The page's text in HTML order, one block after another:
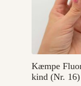
Kæmpe
kind (Nr. 16)